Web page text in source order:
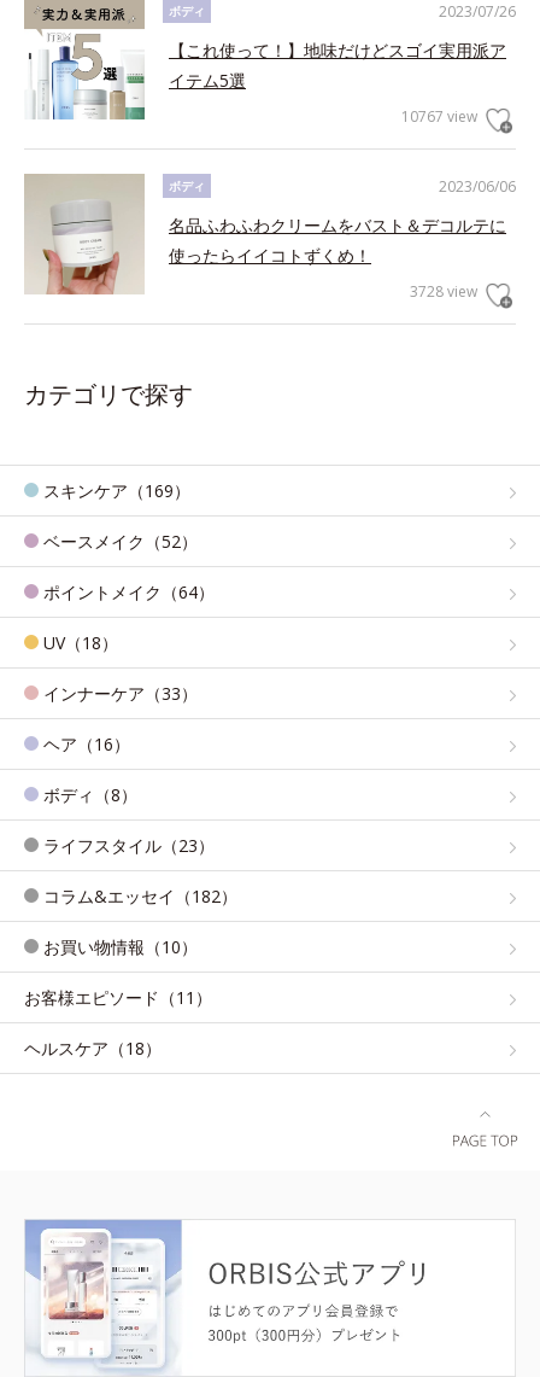
2023/07/26
ボディ
【これ使って！】地味だけどスゴイ実用派ア
イテム5選
10767 view
2023/06/06
ボディ
名品ふわふわクリームをバスト＆デコルテに
使ったらイイコトずくめ！
3728 view
カテゴリで探す
スキンケア（169）
ベースメイク（52）
ポイントメイク（64）
UV（18）
インナーケア（33）
ヘア（16）
ボディ（8）
ライフスタイル（23）
コラム&エッセイ（182）
お買い物情報（10）
お客様エピソード（11）
ヘルスケア（18）